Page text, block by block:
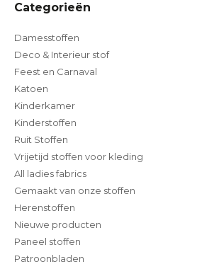
Categorieën
Damesstoffen
Deco & Interieur stof
Feest en Carnaval
Katoen
Kinderkamer
Kinderstoffen
Ruit Stoffen
Vrijetijd stoffen voor kleding
All ladies fabrics
Gemaakt van onze stoffen
Herenstoffen
Nieuwe producten
Paneel stoffen
Patroonbladen